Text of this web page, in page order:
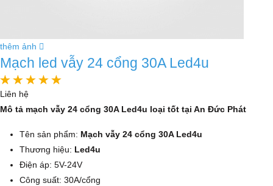
thêm ảnh
Mạch led vẫy 24 cổng 30A Led4u
Liên hệ
Mô tả mạch vẫy 24 cổng 30A Led4u loại tốt tại An Đức Phát
Tên sản phẩm: Mạch vẫy 24 cổng 30A Led4u
Thương hiệu: Led4u
Điện áp: 5V-24V
Công suất: 30A/cổng